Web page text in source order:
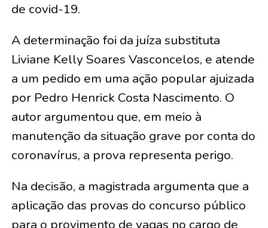
de covid-19.
A determinação foi da juíza substituta
Liviane Kelly Soares Vasconcelos, e atende
a um pedido em uma ação popular ajuizada
por Pedro Henrick Costa Nascimento. O
autor argumentou que, em meio à
manutenção da situação grave por conta do
coronavírus, a prova representa perigo.
Na decisão, a magistrada argumenta que a
aplicação das provas do concurso público
para o provimento de vagas no cargo de